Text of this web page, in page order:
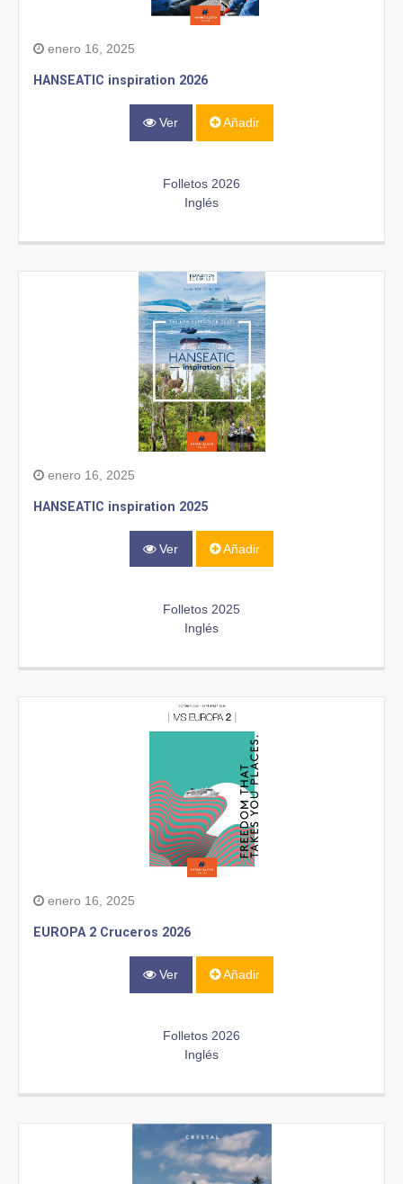
enero 16, 2025
HANSEATIC inspiration 2026
Ver Añadir
Folletos 2026
Inglés
enero 16, 2025
HANSEATIC inspiration 2025
Ver Añadir
Folletos 2025
Inglés
enero 16, 2025
EUROPA 2 Cruceros 2026
Ver Añadir
Folletos 2026
Inglés